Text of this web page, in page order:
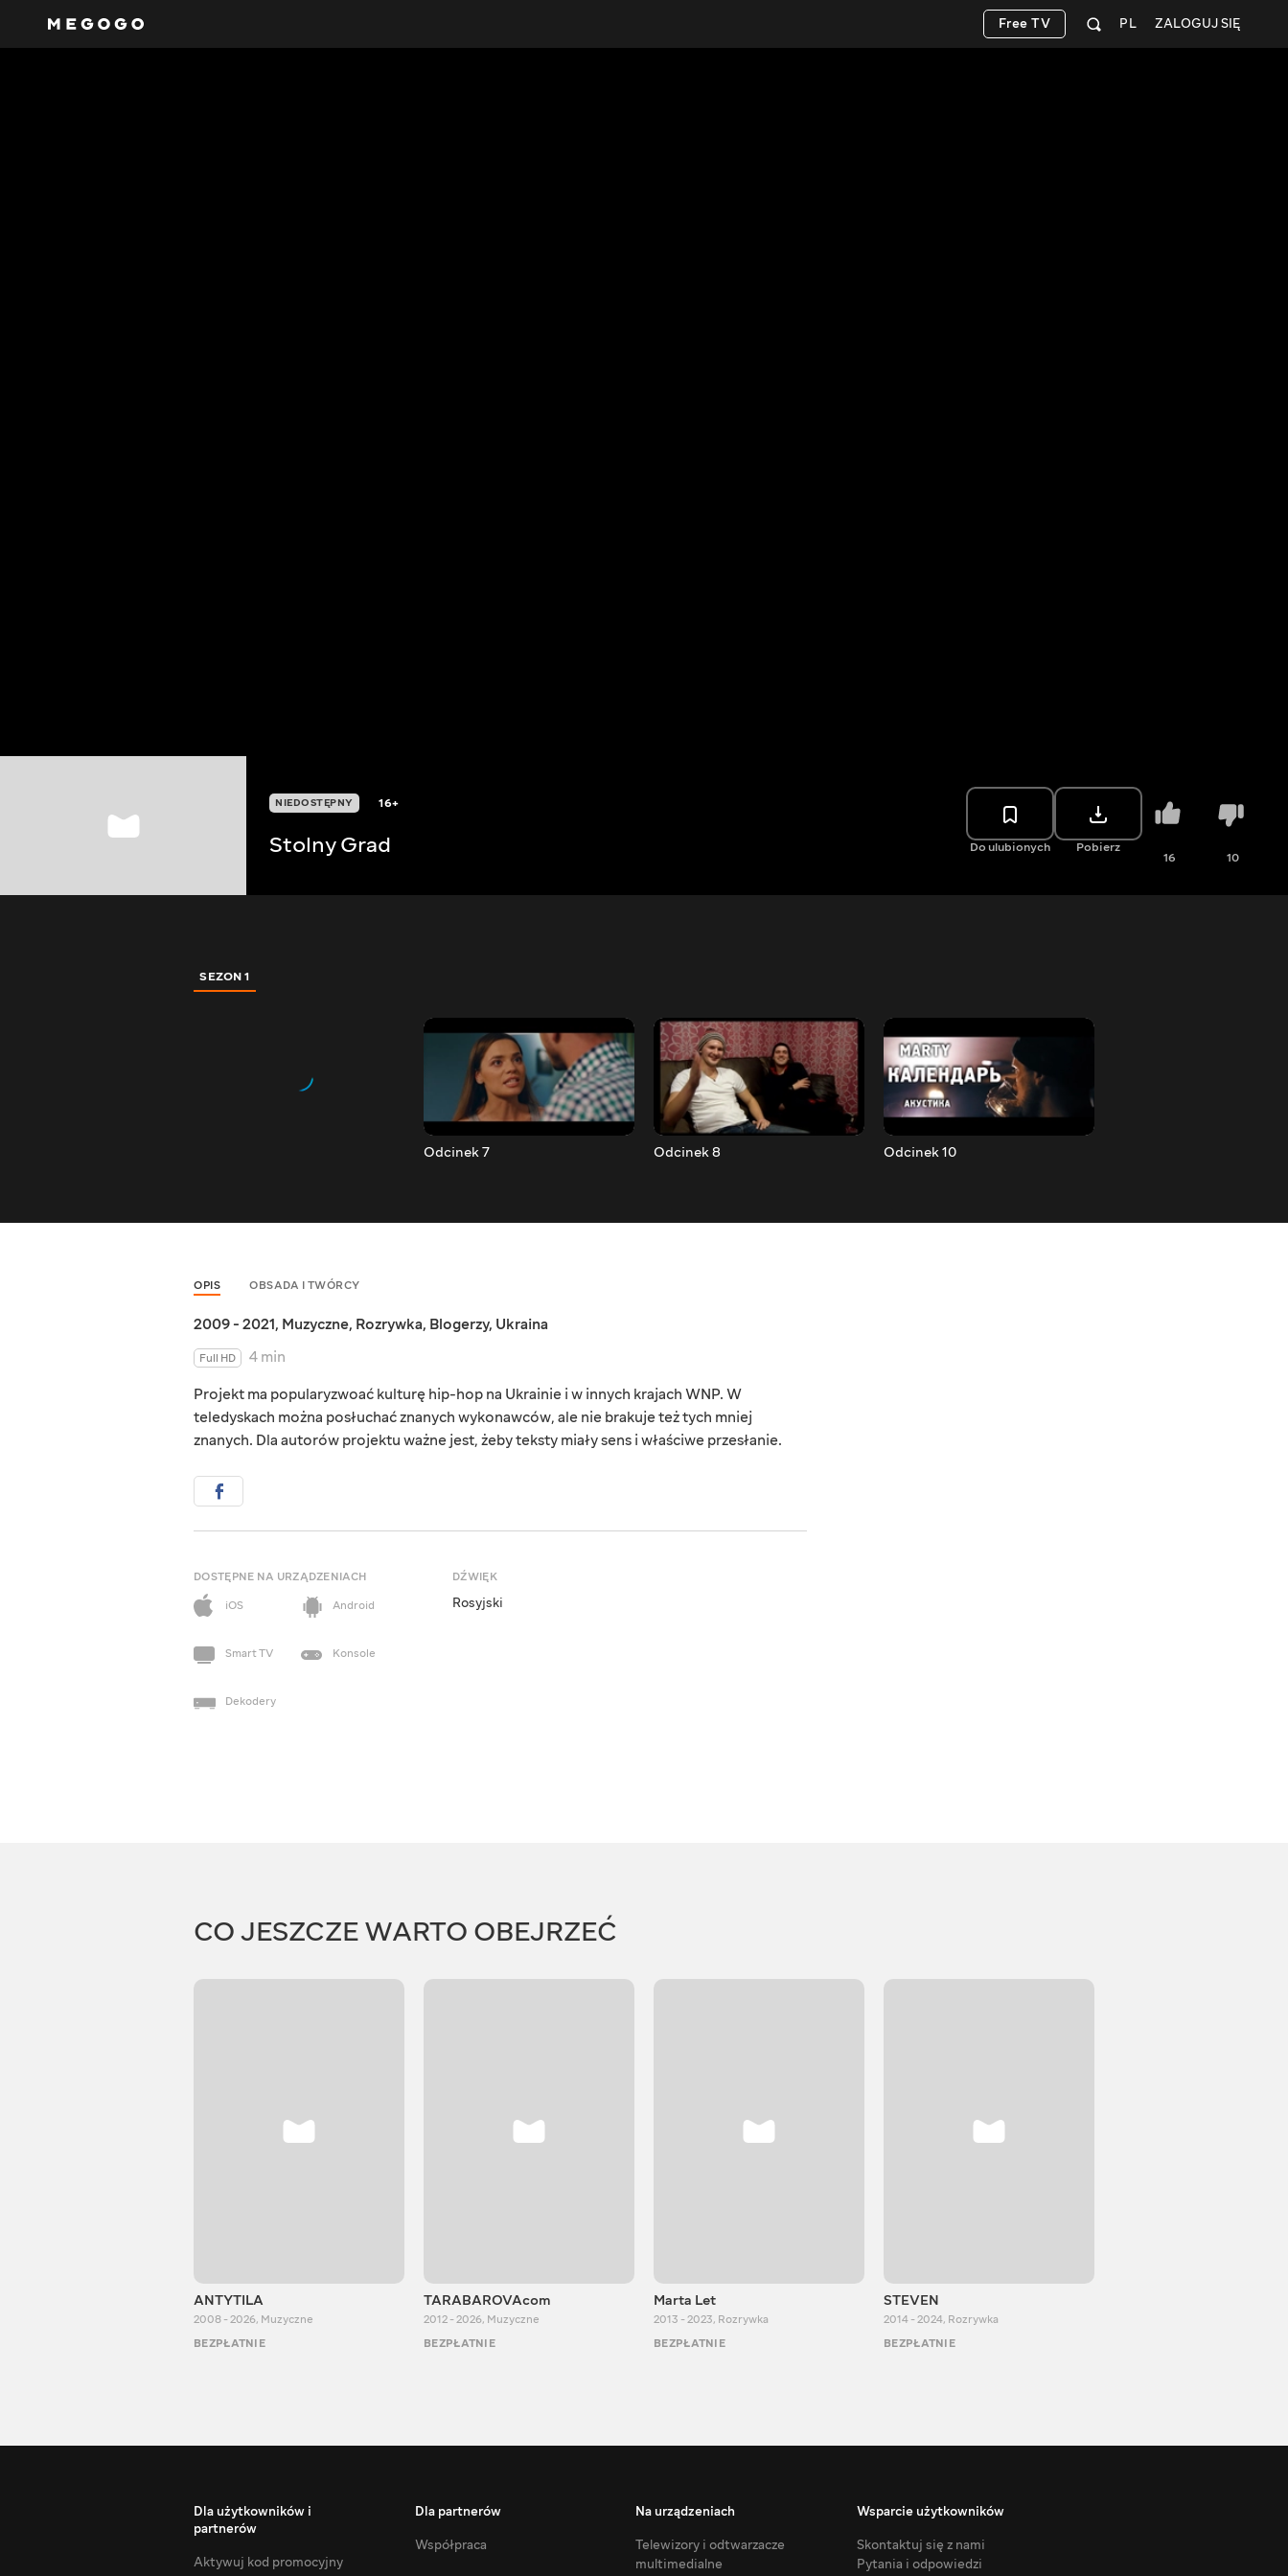
ZALOGUJ SIĘ
PL
Free TV
NIEDOSTĘPNY 16+
Stolny Grad Do ulubionych Pobierz
16 10
SEZON 1
Odcinek 7 Odcinek 8 Odcinek 10
OPIS OBSADA I TWÓRCY
2009 - 2021, Muzyczne, Rozrywka, Blogerzy, Ukraina
Full HD
4 min
Projekt ma popularyzwoać kulturę hip-hop na Ukrainie i w innych krajach WNP. W
teledyskach można posłuchać znanych wykonawców, ale nie brakuje też tych mniej
znanych. Dla autorów projektu ważne jest, żeby teksty miały sens i właściwe przesłanie.
DOSTĘPNE NA URZĄDZENIACH
iOS
Android
Smart TV Konsole
Dekodery
DŹWIĘK
Rosyjski
CO JESZCZE WARTO OBEJRZEĆ
ANTYTILA
2008 - 2026, Muzyczne
BEZPŁATNIE
TARABAROVAcom
2012 - 2026, Muzyczne
BEZPŁATNIE
Marta Let
2013 - 2023, Rozrywka
BEZPŁATNIE
STEVEN
2014 - 2024, Rozrywka
BEZPŁATNIE
Dla użytkowników i
partnerów
Aktywuj kod promocyjny
Dla partnerów
Współpraca
Na urządzeniach
Telewizory i odtwarzacze
multimedialne
Wsparcie użytkowników
Skontaktuj się z nami
Pytania i odpowiedzi